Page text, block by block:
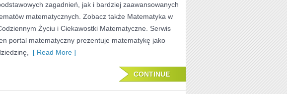
zagadnień, jak i bardziej zaawansowanych
matematycznych. Zobacz także Matematyka w
Życiu i Ciekawostki Matematyczne. Serwis
portal matematyczny prezentuje matematykę jako
[ Read More ]
CONTINUE